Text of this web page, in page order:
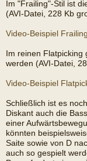
Im "Frailing"-Stil ist
(AVI-Datei, 228 Kb
Video-Beispiel Frailing
Im reinen
werden (AVI-Datei,
Video-Beispiel
Schließlich ist es
Diskant auch die
einer
könnten
Saite sowie von D
auch so gespielt